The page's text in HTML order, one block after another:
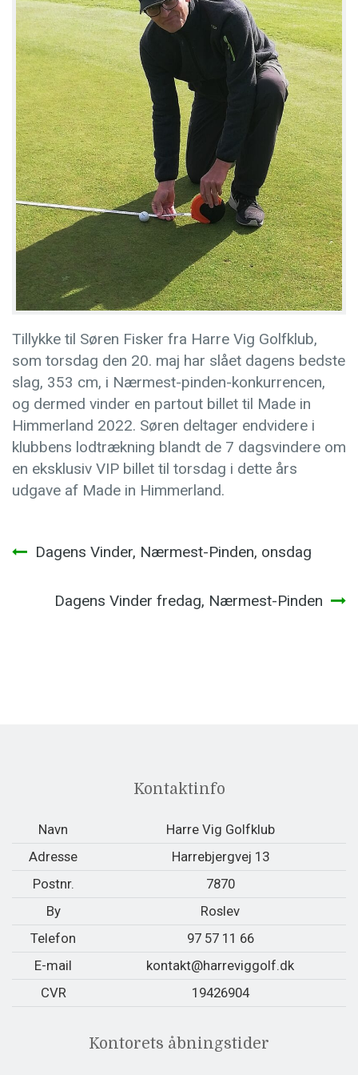
Tillykke til Søren Fisker fra Harre Vig Golfklub,
som torsdag den 20. maj har slået dagens bedste
slag, 353 cm, i Nærmest-pinden-konkurrencen,
og dermed vinder en partout billet til Made in
Himmerland 2022. Søren deltager endvidere i
klubbens lodtrækning blandt de 7 dagsvindere om
en eksklusiv VIP billet til torsdag i dette års
udgave af Made in Himmerland.
Indlægsnavigation
Dagens Vinder, Nærmest-Pinden, onsdag
Dagens Vinder fredag, Nærmest-Pinden
Kontaktinfo
Navn
Harre Vig Golfklub
Adresse
Harrebjergvej 13
Postnr.
7870
By
Roslev
Telefon
97 57 11 66
E-mail
kontakt@harreviggolf.dk
CVR
19426904
Kontorets åbningstider